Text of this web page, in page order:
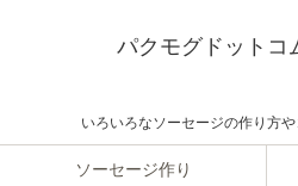
パクモグドットコ
いろいろなソーセージの作り方
ソーセージ作り